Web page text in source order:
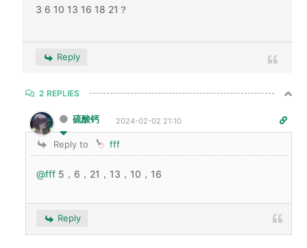
3 6 10 13 16 18 21？
Reply
2 REPLIES
硫酸钙 2024-02-02 21:10
Reply to fff
@fff 5，6，21，13，10，16
Reply